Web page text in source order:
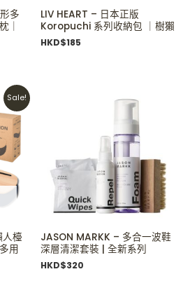
多
｜
LIV HEART – 日本正版
Koropuchi 系列收納包 ｜樹獺
HKD$185
Sale!
人檯
用
JASON MARKK – 多合一波鞋
深層清潔套裝 | 全新系列
HKD$320